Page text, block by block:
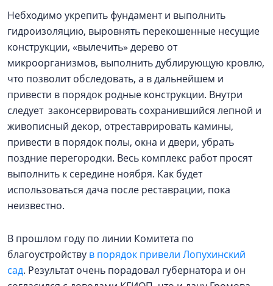
Небходимо укрепить фундамент и выполнить
гидроизоляцию, выровнять перекошенные несущие
конструкции, «вылечить» дерево от
микроорганизмов, выполнить дублирующую кровлю,
что позволит обследовать, а в дальнейшем и
привести в порядок родные конструкции. Внутри
следует законсервировать сохранившийся лепной и
живописный декор, отреставрировать камины,
привести в порядок полы, окна и двери, убрать
поздние перегородки. Весь комплекс работ просят
выполнить к середине ноября. Как будет
использоваться дача после реставрации, пока
неизвестно.
В прошлом году по линии Комитета по
благоустройству в порядок привели Лопухинский
сад. Результат очень порадовал губернатора и он